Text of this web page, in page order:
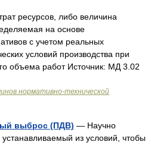
ресурсов, либо величина
на основе
с учетом реальных
условий производства при
объема работ Источник: МД 3.02
нормативно-технической
выброс (ПДВ) — Научно
из условий, чтобы